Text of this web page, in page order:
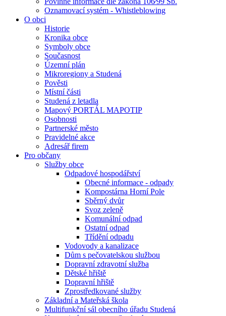
Oznamovací systém - Whistleblowing
O obci
Historie
Kronika obce
Symboly obce
Současnost
Územní plán
Mikroregiony a Studená
Pověsti
Místní části
Studená z letadla
Mapový PORTÁL MAPOTIP
Osobnosti
Partnerské město
Pravidelné akce
Adresář firem
Pro občany
Služby obce
Odpadové hospodářství
Obecné informace - odpady
Kompostárna Horní Pole
Sběrný dvůr
Svoz zeleně
Komunální odpad
Ostatní odpad
Třídění odpadu
Vodovody a kanalizace
Dům s pečovatelskou službou
Dopravní zdravotní služba
Dětské hřiště
Dopravní hřiště
Zprostředkované služby
Základní a Mateřská škola
Multifunkční sál obecního úřadu Studená